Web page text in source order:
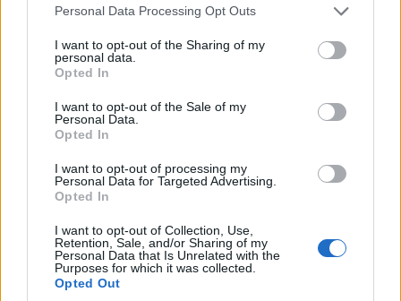
Please note that this website/app uses one or more Google
not limited to your visit or usage behaviour. You may click to
grant or deny consent to Google and its third-party tags to
use your data for below specified purposes in below Google
consent section.
Personal Data Processing Opt Outs
I want to opt-out of the Sharing of my
personal data.
Opted In
I want to opt-out of the Sale of my
Personal Data.
Opted In
I want to opt-out of processing my
Personal Data for Targeted Advertising.
Opted In
I want to opt-out of Collection, Use,
Retention, Sale, and/or Sharing of my
Personal Data that Is Unrelated with the
Purposes for which it was collected.
Opted Out
+ΕΖΕΣ 94.005 65.743 43,0 183.285
15 + ΕΖΕΣ
SOURCE: NATIONAL AUTOMOBILE
MANUFACTURERS’ ASSOCIATIONS
ECV = BEV + FCEV +
PHEV + EREV